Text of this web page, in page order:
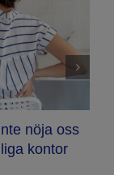
nöja oss
kontor